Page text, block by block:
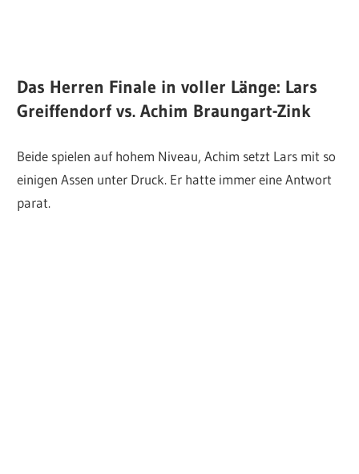
Das Herren Finale in voller Länge: Lars
Greiffendorf vs. Achim Braungart-Zink
Beide spielen auf hohem Niveau, Achim setzt Lars mit so
einigen Assen unter Druck. Er hatte immer eine Antwort
parat.